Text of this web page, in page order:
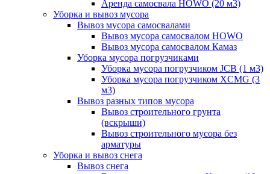
Аренда самосвала HOWO (20 м3)
Уборка и вывоз мусора
Вывоз мусора самосвалами
Вывоз мусора самосвалом HOWO
Вывоз мусора самосвалом Камаз
Уборка мусора погрузчиками
Уборка мусора погрузчиком JCB (1 м3)
Уборка мусора погрузчиком XCMG (3
м3)
Вывоз разных типов мусора
Вывоз строительного грунта
(вскрыши)
Вывоз строительного мусора без
арматуры
Уборка и вывоз снега
Вывоз снега